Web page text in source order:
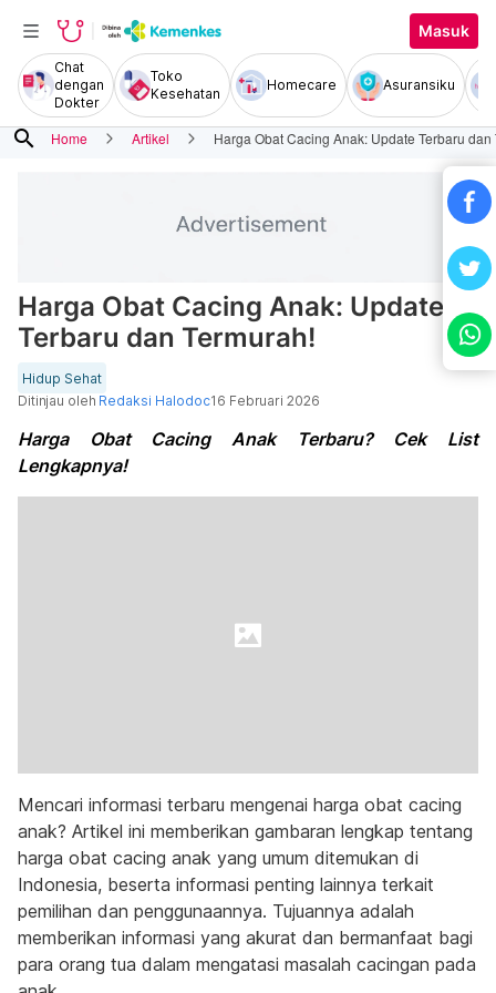
Masuk
Chat
dengan
Dokter
Toko
Kesehatan
Homecare Asuransiku
search Home Artikel Harga Obat Cacing Anak: Update Terbaru dan
Harga Obat Cacing Anak: Update
Terbaru dan Termurah!
Hidup Sehat
Ditinjau oleh Redaksi Halodoc16 Februari 2026
Harga Obat Cacing Anak Terbaru? Cek List
Lengkapnya!
Mencari informasi terbaru mengenai harga obat cacing
anak? Artikel ini memberikan gambaran lengkap tentang
harga obat cacing anak yang umum ditemukan di
Indonesia, beserta informasi penting lainnya terkait
pemilihan dan penggunaannya. Tujuannya adalah
memberikan informasi yang akurat dan bermanfaat bagi
para orang tua dalam mengatasi masalah cacingan pada